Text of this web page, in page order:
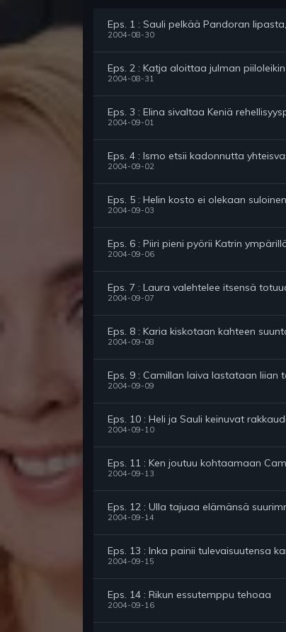
Eps. 1 : Sauli pelkää Pandoran
2004-08-30
Eps. 2 : Katja aloittaa julman piiloleikin
2004-08-31
Eps. 3 : Elina sivaltaa Keniä
2004-09-01
Eps. 4 : Ismo etsii kadonnutta
2004-09-02
Eps. 5 : Helin kosto ei olekaan suloinen
2004-09-03
Eps. 6 : Piiri pieni pyörii Katrin
2004-09-06
Eps. 7 : Laura valehtelee itsensä
2004-09-07
Eps. 8 : Karia kiskotaan kahteen
2004-09-08
Eps. 9 : Camillan laiva lastataan liian
2004-09-09
Eps. 10 : Heli ja Sauli keinuvat
2004-09-10
Eps. 11 : Ken joutuu kohtaamaan
2004-09-13
Eps. 12 : Ulla tajuaa elämänsä
2004-09-14
Eps. 13 : Inka painii tulevaisuutensa
2004-09-15
Eps. 14 : Rikun essutemppu tehoaa
2004-09-16